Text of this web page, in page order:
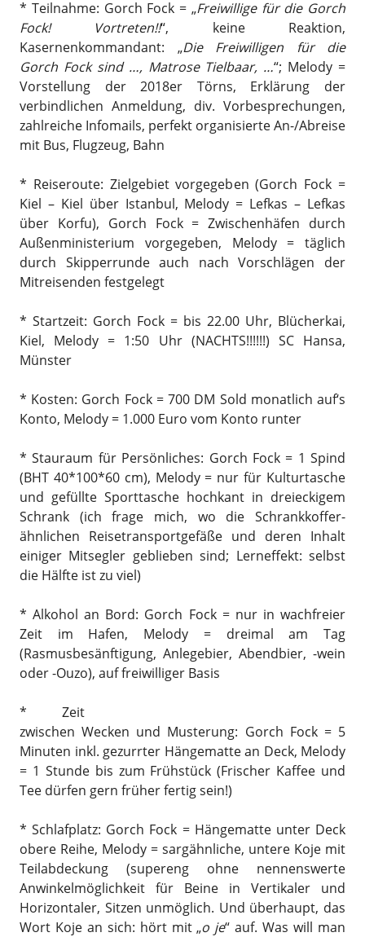
* Teilnahme: Gorch Fock = „Freiwillige für die Gorch
Fock! Vortreten!!“, keine Reaktion,
Kasernenkommandant: „Die Freiwilligen für die
Gorch Fock sind …, Matrose Tielbaar, …“; Melody =
Vorstellung der 2018er Törns, Erklärung der
verbindlichen Anmeldung, div. Vorbesprechungen,
zahlreiche Infomails, perfekt organisierte An-/Abreise
mit Bus, Flugzeug, Bahn
* Reiseroute: Zielgebiet vorgegeben (Gorch Fock =
Kiel – Kiel über Istanbul, Melody = Lefkas – Lefkas
über Korfu), Gorch Fock = Zwischenhäfen durch
Außenministerium vorgegeben, Melody = täglich
durch Skipperrunde auch nach Vorschlägen der
Mitreisenden festgelegt
* Startzeit: Gorch Fock = bis 22.00 Uhr, Blücherkai,
Kiel, Melody = 1:50 Uhr (NACHTS!!!!!!) SC Hansa,
Münster
* Kosten: Gorch Fock = 700 DM Sold monatlich auf‘s
Konto, Melody = 1.000 Euro vom Konto runter
* Stauraum für Persönliches: Gorch Fock = 1 Spind
(BHT 40*100*60 cm), Melody = nur für Kulturtasche
und gefüllte Sporttasche hochkant in dreieckigem
Schrank (ich frage mich, wo die Schrankkoffer-
ähnlichen Reisetransportgefäße und deren Inhalt
einiger Mitsegler geblieben sind; Lerneffekt: selbst
die Hälfte ist zu viel)
* Alkohol an Bord: Gorch Fock = nur in wachfreier
Zeit im Hafen, Melody = dreimal am Tag
(Rasmusbesänftigung, Anlegebier, Abendbier, -wein
oder -Ouzo), auf freiwilliger Basis
* Zeit
zwischen Wecken und Musterung: Gorch Fock = 5
Minuten inkl. gezurrter Hängematte an Deck, Melody
= 1 Stunde bis zum Frühstück (Frischer Kaffee und
Tee dürfen gern früher fertig sein!)
* Schlafplatz: Gorch Fock = Hängematte unter Deck
obere Reihe, Melody = sargähnliche, untere Koje mit
Teilabdeckung (supereng ohne nennenswerte
Anwinkelmöglichkeit für Beine in Vertikaler und
Horizontaler, Sitzen unmöglich. Und überhaupt, das
Wort Koje an sich: hört mit „o je“ auf. Was will man